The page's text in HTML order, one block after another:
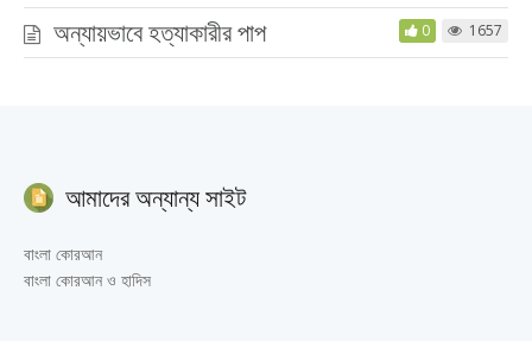
অন্যায়ভাবে হত্যাকারীর পাপ 0 1657
আমাদের অন্যান্য সাইট
বাংলা কোরআন
বাংলা কোরআন ও হাদিস